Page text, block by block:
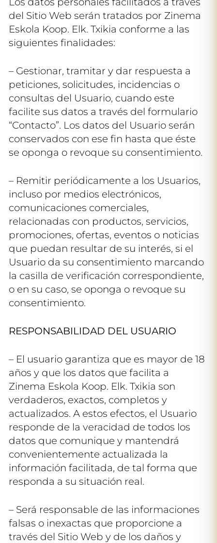
del Sitio Web serán tratados por Zinema
Eskola Koop. Elk. Txikia conforme a las
siguientes finalidades:
– Gestionar, tramitar y dar respuesta a
peticiones, solicitudes, incidencias o
consultas del Usuario, cuando este
facilite sus datos a través del formulario
“Contacto”. Los datos del Usuario serán
conservados con ese fin hasta que éste
se oponga o revoque su consentimiento.
– Remitir periódicamente a los Usuarios,
incluso por medios electrónicos,
comunicaciones comerciales,
relacionadas con productos, servicios,
promociones, ofertas, eventos o noticias
que puedan resultar de su interés, si el
Usuario da su consentimiento marcando
la casilla de verificación correspondiente,
o en su caso, se oponga o revoque su
consentimiento.
RESPONSABILIDAD DEL USUARIO
– El usuario garantiza que es mayor de 18
años y que los datos que facilita a
Zinema Eskola Koop. Elk. Txikia son
verdaderos, exactos, completos y
actualizados. A estos efectos, el Usuario
responde de la veracidad de todos los
datos que comunique y mantendrá
convenientemente actualizada la
información facilitada, de tal forma que
responda a su situación real.
– Será responsable de las informaciones
falsas o inexactas que proporcione a
través del Sitio Web y de los daños y